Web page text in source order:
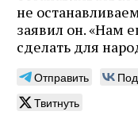
не
заявил он. «Нам
сделать для
Отправить
Твитнуть